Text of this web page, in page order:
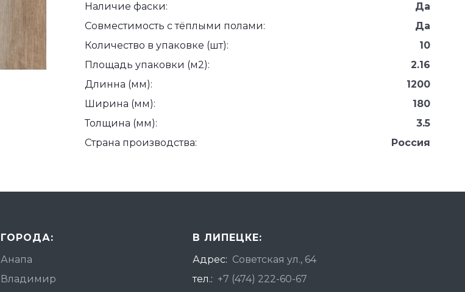
Наличие фаски:
Да
Совместимость с тёплыми полами:
Да
Количество в упаковке (шт):
10
Площадь упаковки (м2):
2.16
Длинна (мм):
1200
Ширина (мм):
180
Толщина (мм):
3.5
Страна производства:
Россия
ГОРОДА:
Анапа
Владимир
В ЛИПЕЦКЕ:
Адрес: Советская ул., 64
тел.: +7 (474) 222-60-67